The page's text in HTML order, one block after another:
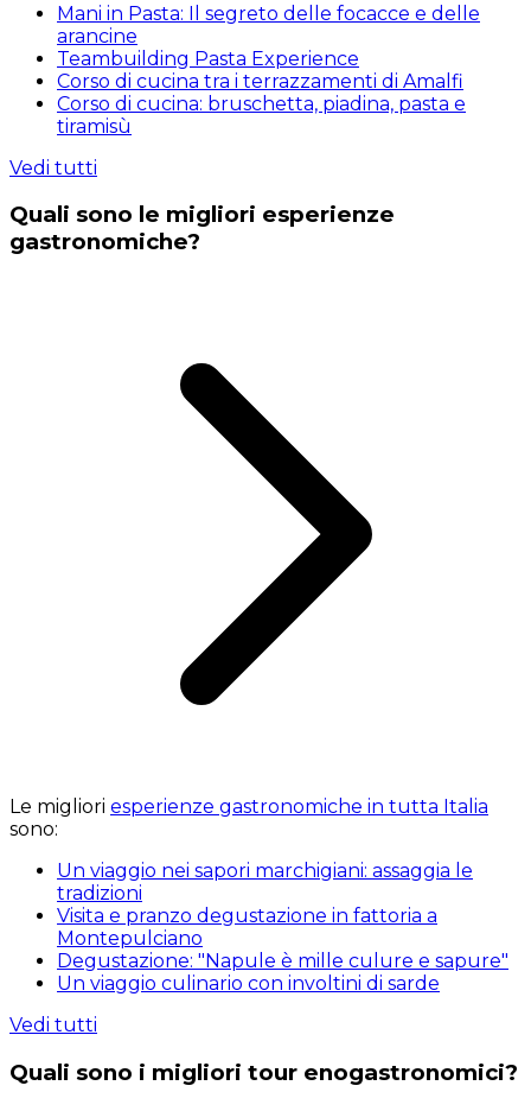
Mani in Pasta: Il segreto delle focacce e delle
arancine
Teambuilding Pasta Experience
Corso di cucina tra i terrazzamenti di Amalfi
Corso di cucina: bruschetta, piadina, pasta e
tiramisù
Vedi tutti
Quali sono le migliori esperienze
gastronomiche?
Le migliori esperienze gastronomiche in tutta Italia
sono:
Un viaggio nei sapori marchigiani: assaggia le
tradizioni
Visita e pranzo degustazione in fattoria a
Montepulciano
Degustazione: "Napule è mille culure e sapure"
Un viaggio culinario con involtini di sarde
Vedi tutti
Quali sono i migliori tour enogastronomici?